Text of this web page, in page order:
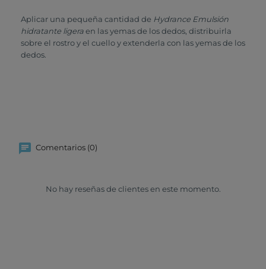
Aplicar una pequeña cantidad de Hydrance Emulsión
hidratante ligeraen las yemas de los dedos, distribuirla
sobre el rostro y el cuello y extenderla con las yemas de los
dedos.
Comentarios (0)
No hay reseñas de clientes en este momento.